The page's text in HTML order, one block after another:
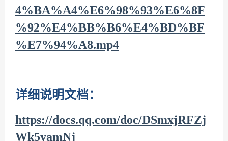
4%BA%A4%E6%98%93%E6%8F
%92%E4%BB%B6%E4%BD%BF
%E7%94%A8.mp4
详细说明文档：
https://docs.qq.com/doc/DSmxjRFZj
Wk5yamNj